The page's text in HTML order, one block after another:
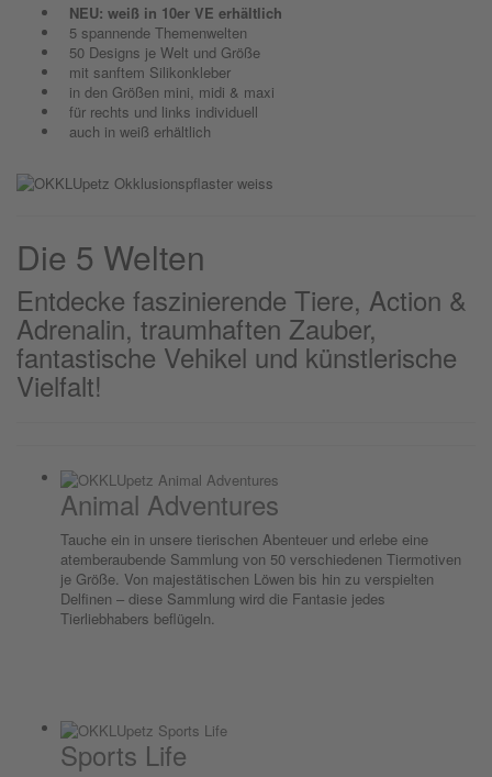
NEU: weiß in 10er VE erhältlich
5 spannende Themenwelten
50 Designs je Welt und Größe
mit sanftem Silikonkleber
in den Größen mini, midi & maxi
für rechts und links individuell
auch in weiß erhältlich
Die 5 Welten
Entdecke faszinierende Tiere, Action &
Adrenalin, traumhaften Zauber,
fantastische Vehikel und künstlerische
Vielfalt!
Animal Adventures
Tauche ein in unsere tierischen Abenteuer und erlebe eine
atemberaubende Sammlung von 50 verschiedenen Tiermotiven
je Größe. Von majestätischen Löwen bis hin zu verspielten
Delfinen – diese Sammlung wird die Fantasie jedes
Tierliebhabers beflügeln.
Sports Life